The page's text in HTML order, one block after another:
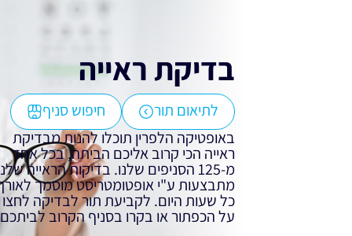
בדיקת ראייה
לתיאום תור
חיפוש סניף
באופטיקה הלפרין תוכלו להנות מבדיקת
ראייה הכי קרוב אליכם הביתה, בכל אחד
מ-125 הסניפים שלנו. בדיקות הראייה
מתבצעות ע"י אופטומטריסט מוסמך
כל שעות היום. לקביעת תור לבדיקה לחצו
על הכפתור או בקרו בסניף הקרוב